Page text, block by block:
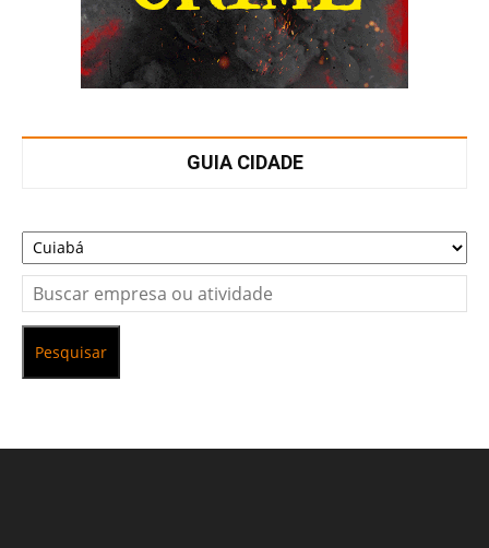
GUIA CIDADE
Pesquisar